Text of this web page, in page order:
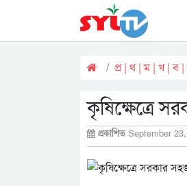
প্র | থ | ম | খ | ব |
কৃষিক্ষেত্রে
প্রকাশিত September